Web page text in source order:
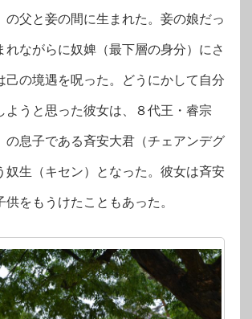
の父と妾の間に生まれた。妾の娘だっ
れながらに奴婢（最下層の身分）にさ
己の境遇を呪った。どうにかして自分
ようと思った彼女は、８代王・睿宗
の息子である斉安大君（チェアンデグ
奴生（キセン）となった。彼女は斉安
供をもうけたこともあった。